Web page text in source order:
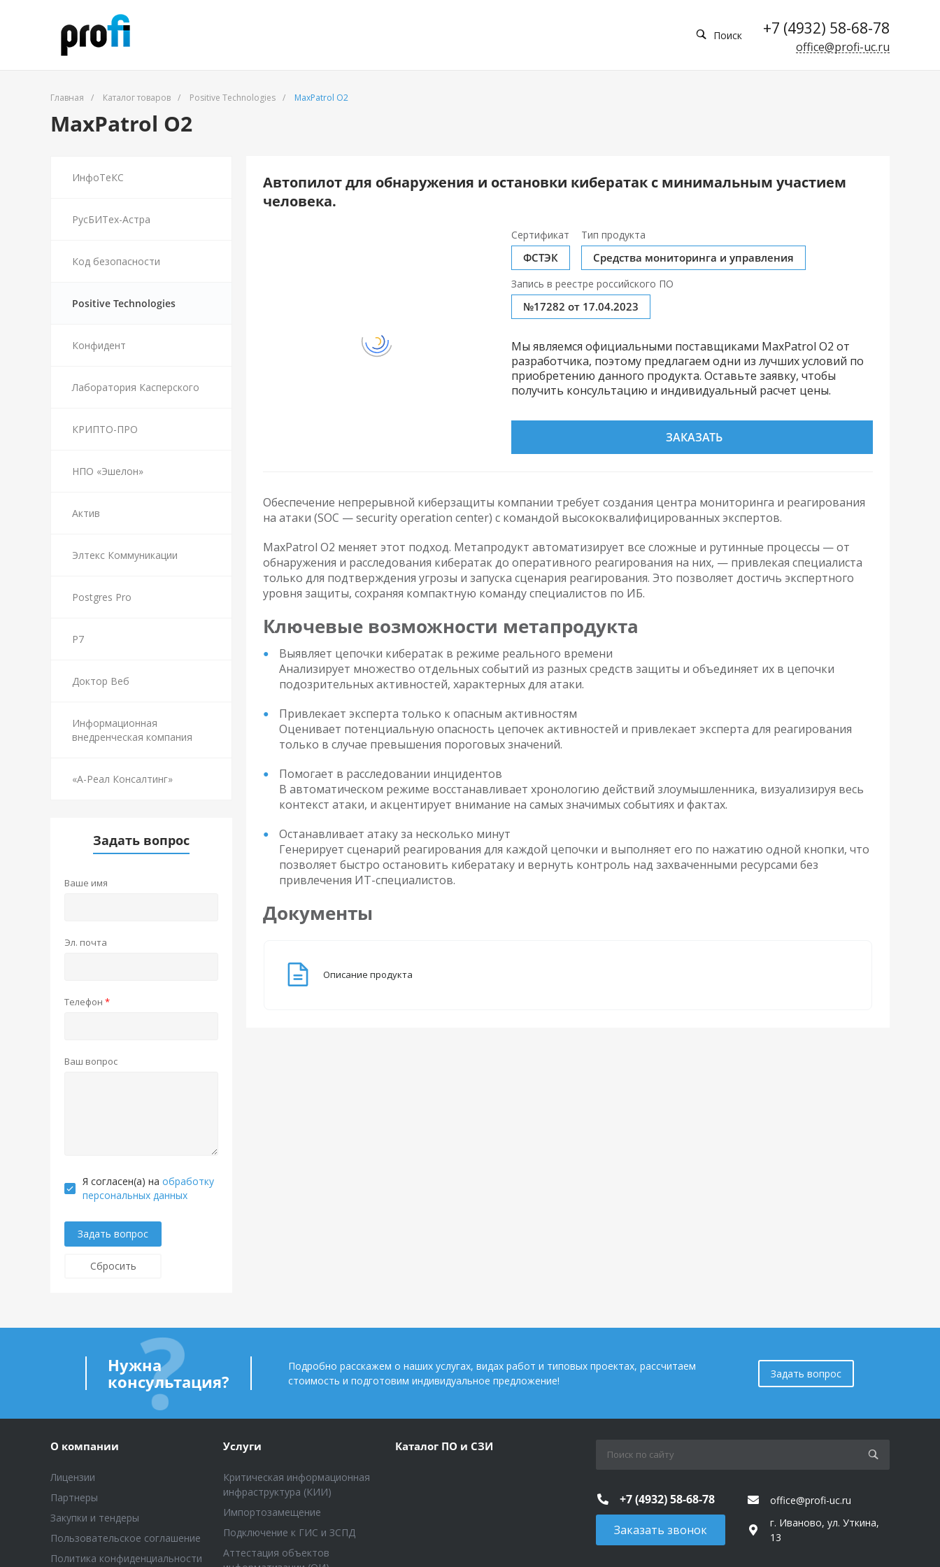
Поиск +7 (4932) 58-68-78
office@profi-uc.ru
Главная / Каталог товаров / Positive Technologies / MaxPatrol O2
MaxPatrol O2
ИнфоТеКС
РусБИТех-Астра
Код безопасности
Positive Technologies
Конфидент
Лаборатория Касперского
КРИПТО-ПРО
НПО «Эшелон»
Актив
Элтекс Коммуникации
Postgres Pro
Р7
Доктор Веб
Информационная
внедренческая компания
«А-Реал Консалтинг»
Задать вопрос
Ваше имя
Эл. почта
Телефон
Ваш вопрос
Я согласен(а) на обработку
персональных данных
Задать вопрос
Автопилот для обнаружения и остановки кибератак с минимальным участием
человека.
Сертификат
ФСТЭК
Тип продукта
Средства мониторинга и управления
Запись в реестре российского ПО
№17282 от 17.04.2023
Мы являемся официальными поставщиками MaxPatrol O2 от
разработчика, поэтому предлагаем одни из лучших условий по
приобретению данного продукта. Оставьте заявку, чтобы
получить консультацию и индивидуальный расчет цены.
ЗАКАЗАТЬ
Обеспечение непрерывной киберзащиты компании требует создания центра мониторинга и реагирования
на атаки (SOC — security operation center) с командой высококвалифицированных экспертов.
MaxPatrol O2 меняет этот подход. Метапродукт автоматизирует все сложные и рутинные процессы — от
обнаружения и расследования кибератак до оперативного реагирования на них, — привлекая специалиста
только для подтверждения угрозы и запуска сценария реагирования. Это позволяет достичь экспертного
уровня защиты, сохраняя компактную команду специалистов по ИБ.
Ключевые возможности метапродукта
Выявляет цепочки кибератак в режиме реального времени
Анализирует множество отдельных событий из разных средств защиты и объединяет их в цепочки
подозрительных активностей, характерных для атаки.
Привлекает эксперта только к опасным активностям
Оценивает потенциальную опасность цепочек активностей и привлекает эксперта для реагирования
только в случае превышения пороговых значений.
Помогает в расследовании инцидентов
В автоматическом режиме восстанавливает хронологию действий злоумышленника, визуализируя весь
контекст атаки, и акцентирует внимание на самых значимых событиях и фактах.
Останавливает атаку за несколько минут
Генерирует сценарий реагирования для каждой цепочки и выполняет его по нажатию одной кнопки, что
позволяет быстро остановить кибератаку и вернуть контроль над захваченными ресурсами без
привлечения ИТ-специалистов.
Документы
Описание продукта
Нужна
консультация?
Подробно расскажем о наших услугах, видах работ и типовых проектах, рассчитаем
стоимость и подготовим индивидуальное предложение!
Задать вопрос
О компании
Лицензии
Партнеры
Закупки и тендеры
Пользовательское соглашение
Политика конфиденциальности
Услуги
Критическая информационная
инфраструктура (КИИ)
Импортозамещение
Подключение к ГИС и ЗСПД
Аттестация объектов
Каталог ПО и СЗИ
+7 (4932) 58-68-78 office@profi-uc.ru
Заказать звонок
г. Иваново, ул. Уткина,
13